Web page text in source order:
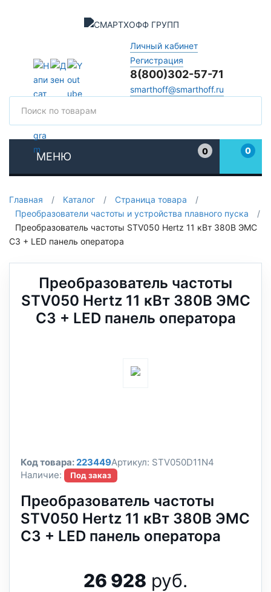
Личный кабинет
Регистрация
8(800)302-57-71
smarthoff@smarthoff.ru
МЕНЮ
0
0
Главная / Каталог / Страница товара
/
Преобразователи частоты и устройства плавного пуска
/
Преобразователь частоты STV050 Hertz 11 кВт 380В ЭМС
С3 + LED панель оператора
Преобразователь частоты
STV050 Hertz 11 кВт 380В ЭМС
С3 + LED панель оператора
Код товара:223449Артикул: STV050D11N4
Наличие:
Под заказ
Преобразователь частоты
STV050 Hertz 11 кВт 380В ЭМС
С3 + LED панель оператора
26 928 руб.